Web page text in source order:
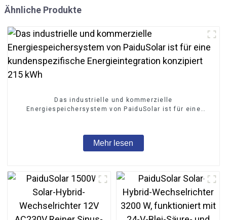
Ähnliche Produkte
Das industrielle und kommerzielle
Energiespeichersystem von PaiduSolar ist für eine
Mehr lesen